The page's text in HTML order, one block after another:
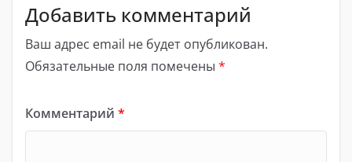
Добавить комментарий
Ваш адрес email не будет опубликован.
Обязательные поля помечены *
Комментарий *